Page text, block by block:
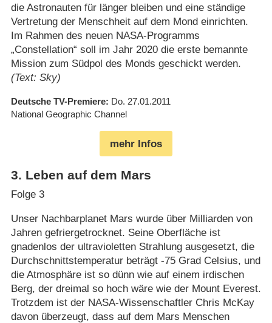
die Astronauten für länger bleiben und eine ständige
Vertretung der Menschheit auf dem Mond einrichten.
Im Rahmen des neuen NASA-Programms
„Constellation“ soll im Jahr 2020 die erste bemannte
Mission zum Südpol des Monds geschickt werden.
(Text: Sky)
Deutsche TV-Premiere Do. 27.01.2011
National Geographic Channel
mehr Infos
3. Leben auf dem Mars
Folge 3
Unser Nachbarplanet Mars wurde über Milliarden von
Jahren gefriergetrocknet. Seine Oberfläche ist
gnadenlos der ultravioletten Strahlung ausgesetzt, die
Durchschnittstemperatur beträgt -75 Grad Celsius, und
die Atmosphäre ist so dünn wie auf einem irdischen
Berg, der dreimal so hoch wäre wie der Mount Everest.
Trotzdem ist der NASA-Wissenschaftler Chris McKay
davon überzeugt, dass auf dem Mars Menschen